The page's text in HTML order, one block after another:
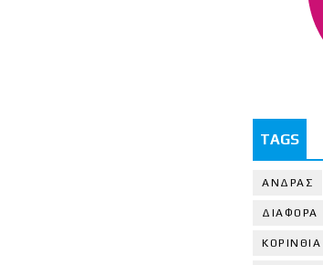
TAGS
ΑΝΔΡΑΣ
ΔΙΑΦΟΡΑ
ΚΟΡΙΝΘΙA